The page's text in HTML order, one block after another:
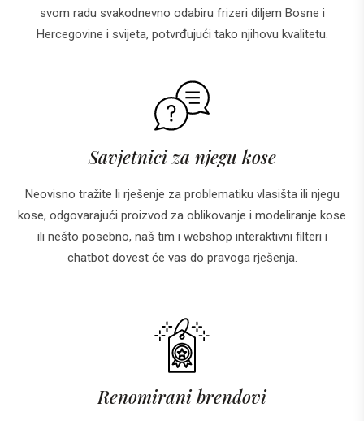
svom radu svakodnevno odabiru frizeri diljem Bosne i
Hercegovine i svijeta, potvrđujući tako njihovu kvalitetu.
Savjetnici za njegu kose
Neovisno tražite li rješenje za problematiku vlasišta ili njegu
kose, odgovarajući proizvod za oblikovanje i modeliranje kose
ili nešto posebno, naš tim i webshop interaktivni filteri i
chatbot dovest će vas do pravoga rješenja.
Renomirani brendovi